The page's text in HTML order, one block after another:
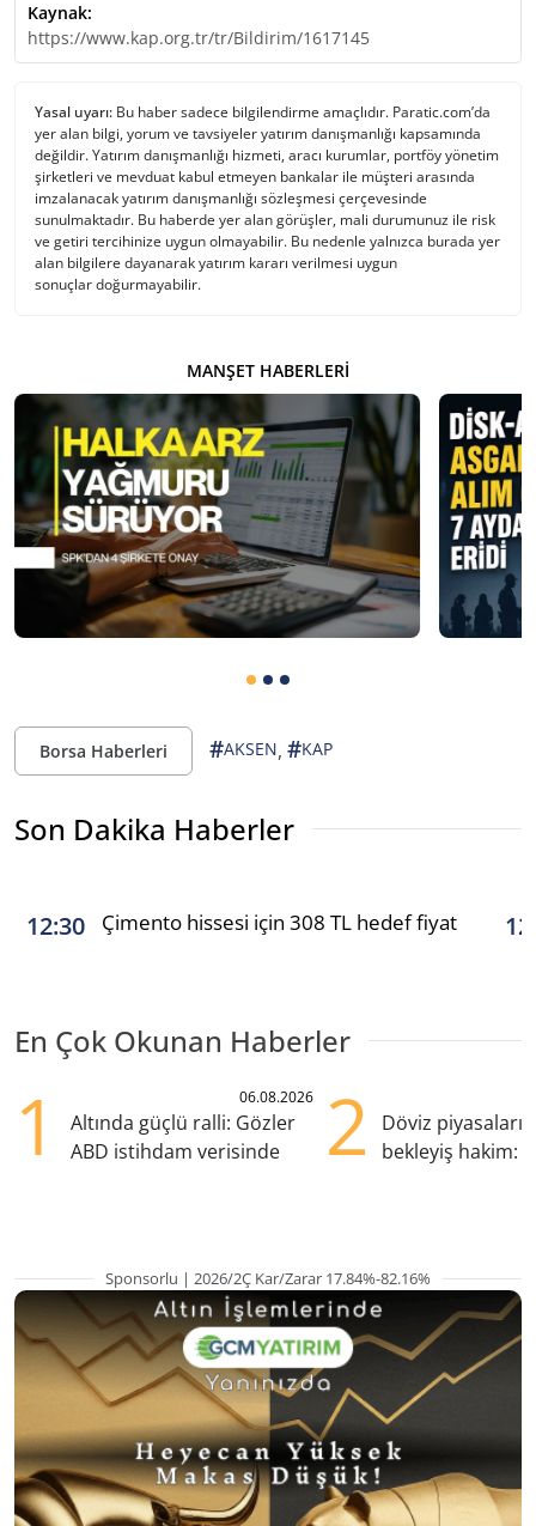
Kaynak:
https://www.kap.org.tr/tr/Bildirim/1617145
Yasal uyarı: Bu haber sadece bilgilendirme amaçlıdır. Paratic.com’da
yer alan bilgi, yorum ve tavsiyeler yatırım danışmanlığı kapsamında
değildir. Yatırım danışmanlığı hizmeti, aracı kurumlar, portföy yönetim
şirketleri ve mevduat kabul etmeyen bankalar ile müşteri arasında
imzalanacak yatırım danışmanlığı sözleşmesi çerçevesinde
sunulmaktadır. Bu haberde yer alan görüşler, mali durumunuz ile risk
ve getiri tercihinize uygun olmayabilir. Bu nedenle yalnızca burada yer
alan bilgilere dayanarak yatırım kararı verilmesi uygun
sonuçlar doğurmayabilir.
MANŞET HABERLERI
Borsa Haberleri #AKSEN, #KAP
Son Dakika Haberler
12:30 Çimento hissesi için 308 TL hedef fiyat
En Çok Okunan Haberler
1 06.08.2026
Altında güçlü ralli: Gözler
ABD istihdam verisinde
2
Döviz
bekleyiş hakim:
Sponsorlu | 2026/2Ç Kar/Zarar 17.84%-82.16%